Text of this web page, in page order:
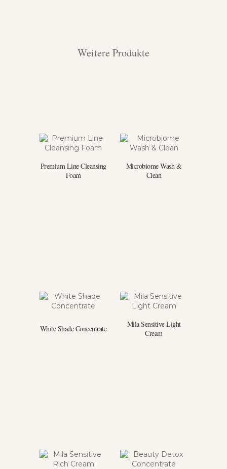
Weitere Produkte
Premium Line Cleansing
Foam
Microbiome Wash &
Clean
White Shade Concentrate
Mila Sensitive Light
Cream